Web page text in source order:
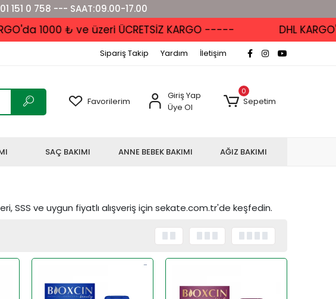
151 0 758 --- SAAT:09.00-17.00
1000 ₺ ve üzeri ÜCRETSİZ KARGO ----- DHL
Sipariş Takip Yardım İletişim
Favorilerim
Giriş Yap
Üye Ol
0
Sepetim
SAÇ BAKIMI ANNE BEBEK BAKIMI AĞIZ BAKIMI
SSS ve uygun fiyatlı alışveriş için sekate.com.tr'de keşfedin.